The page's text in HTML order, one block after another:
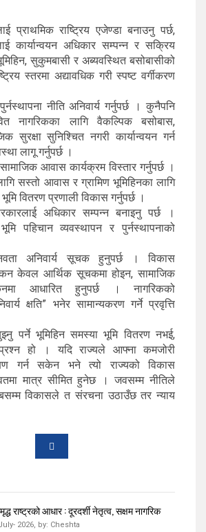
प्राथमिक राष्ट्रिय एजेण्डा बनाउनु पर्छ,
कार्यान्वयन अधिकार सम्पन्न र सक्रिय
सुकुमबासी र अब्यवस्थित बसोबासीको
स्तरमा अद्यावधिक गरी स्पष्ट वर्गीकरण
नीति अनिवार्य गर्नुपर्छ । कुनैपनि
नागरिकका लागि वैकल्पिक बसोबास,
सुरक्षा सुनिश्चित नगरी कार्यान्वयन गर्न
लागू गर्नुपर्छ ।
आवास कार्यक्रम विस्तार गर्नुपर्छ ।
सस्तो आवास र ग्रामिण भूमिहिनका लागि
वितरण प्रणाली विकास गर्नुपर्छ ।
अधिकार सम्पन्न बनाइनु पर्छ ।
पहिचान व्यवस्थापन र पुर्नस्थापनाको
अनिवार्य सूचक हुनुपर्छ । विकास
केवल आर्थिक सूचकमा होइन, सामाजिक
आधारित हुनुपर्छ । नागरिकको
क्षति” भनेर सामान्यकरण गर्ने प्रवृत्ति
पर्ने भूमिहिन समस्या भूमि वितरण नभई,
हो । यदि राज्यले आफ्ना कमजोरी
गर्न सकेन भने त्यो राज्यको विकास
मात्र सीमित हुनेछ । जवसम्म नीतिले
विकासले त संरचना उठाउँछ तर न्याय
राष्ट्रको आधार : दूरदर्शी नेतृत्व, सक्षम नागरिक
2026, by: Cheshta